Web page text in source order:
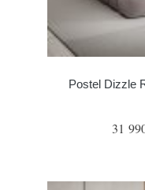
Postel Dizzle
31